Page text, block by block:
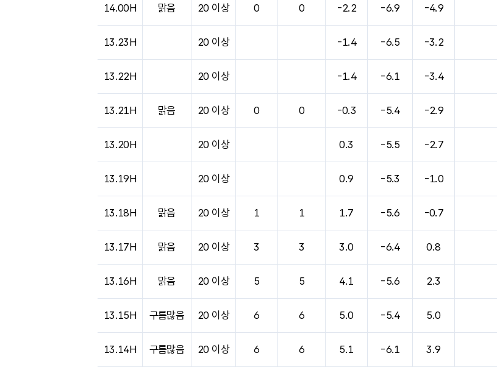
14.00H 맑음 20 이상 0 0 -2.2 -6.9 -4.9
13.23H 20 이상 -1.4 -6.5 -3.2
13.22H 20 이상 -1.4 -6.1 -3.4
13.21H 맑음 20 이상 0 0 -0.3 -5.4 -2.9
13.20H 20 이상 0.3 -5.5 -2.7
13.19H 20 이상 0.9 -5.3 -1.0
13.18H 맑음 20 이상 1 1 1.7 -5.6 -0.7
13.17H 맑음 20 이상 3 3 3.0 -6.4 0.8
13.16H 맑음 20 이상 5 5 4.1 -5.6 2.3
13.15H 구름많음 20 이상 6 6 5.0 -5.4 5.0
13.14H 구름많음 20 이상 6 6 5.1 -6.1 3.9